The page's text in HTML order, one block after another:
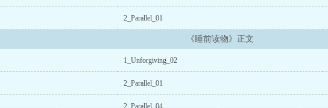
2_Parallel_01
《睡前读物》正文
1_Unforgiving_02
2_Parallel_01
2_Parallel_04